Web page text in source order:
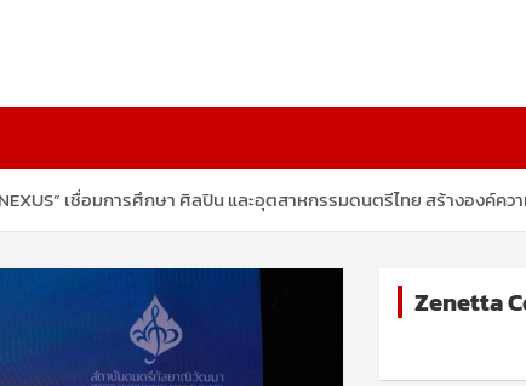
เชื่อมการศึกษา ศิลปิน และอุตสาหกรรมดนตรีไทย สร้างองค์คว
Zenetta